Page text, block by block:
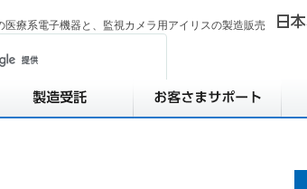
医療系電子機器と、監視カメラ用アイリスの製造販売